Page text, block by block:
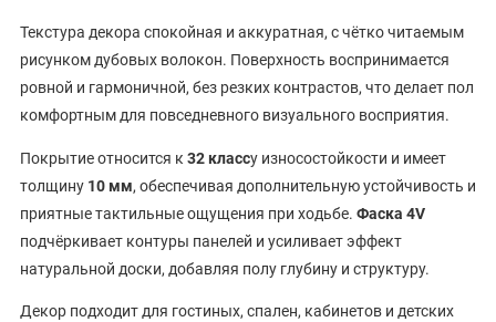
Текстура декора спокойная и аккуратная, с чётко читаемым
рисунком дубовых волокон. Поверхность воспринимается
ровной и гармоничной, без резких контрастов, что делает пол
комфортным для повседневного визуального восприятия.
Покрытие относится к 32 классу износостойкости и имеет
толщину 10 мм, обеспечивая дополнительную устойчивость и
приятные тактильные ощущения при ходьбе. Фаска 4V
подчёркивает контуры панелей и усиливает эффект
натуральной доски, добавляя полу глубину и структуру.
Декор подходит для гостиных, спален, кабинетов и детских